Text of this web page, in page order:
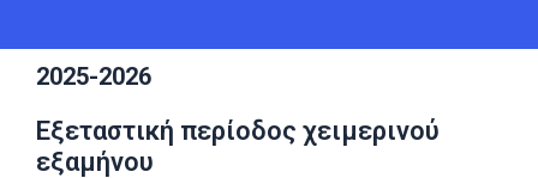
2025-2026
Eξεταστική περίοδος χειμερινού
εξαμήνου